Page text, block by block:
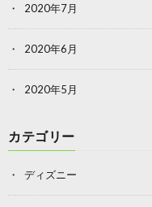
2020年7月
2020年6月
2020年5月
カテゴリー
ディズニー